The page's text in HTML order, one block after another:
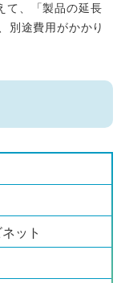
て、「製品の延長
別途費用がかかり
ット